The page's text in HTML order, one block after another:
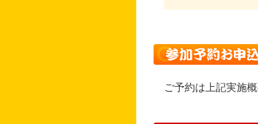
ご予約は上記実施